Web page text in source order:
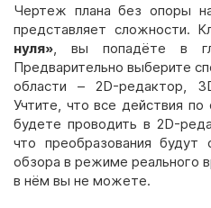
Чертеж плана без опоры
представляет сложности.
нуля», вы попадёте в
Предварительно выберите
области – 2D-редактор,
Учтите, что все действия
будете проводить в 2D-
что преобразования
обзора в режиме реального
в нём вы не можете.